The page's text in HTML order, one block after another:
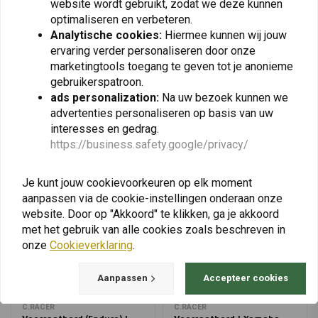
€42,96
Ténéré 700
€139,95
C.RACER C.RACER
website wordt gebruikt, zodat we deze kunnen
optimaliseren en verbeteren.
Analytische cookies: Hiermee kunnen wij jouw
ervaring verder personaliseren door onze
marketingtools toegang te geven tot je anonieme
gebruikerspatroon.
ads personalization: Na uw bezoek kunnen we
advertenties personaliseren op basis van uw
interesses en gedrag.
https://business.safety.google/privacy/
Je kunt jouw cookievoorkeuren op elk moment
aanpassen via de cookie-instellingen onderaan onze
website. Door op "Akkoord" te klikken, ga je akkoord
met het gebruik van alle cookies zoals beschreven in
onze Cookieverklaring.
Aanpassen Accepteer cookies